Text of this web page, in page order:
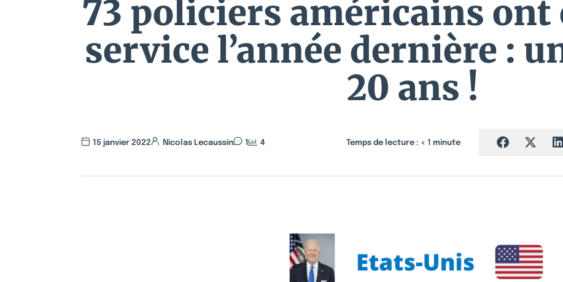
73 policiers américains ont
service l’année dernière :
20 ans !
15 janvier 2022 Nicolas Lecaussin 1 4 Temps de lecture : < 1 minute